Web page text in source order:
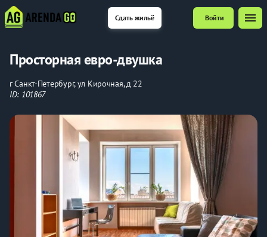
Сдать жильё Войти menu
Просторная евро-двушка
г Санкт-Петербург, ул Кирочная, д 22
ID: 101867